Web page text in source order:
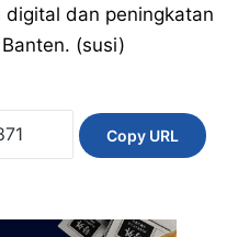
dan peningkatan
(susi)
Copy URL